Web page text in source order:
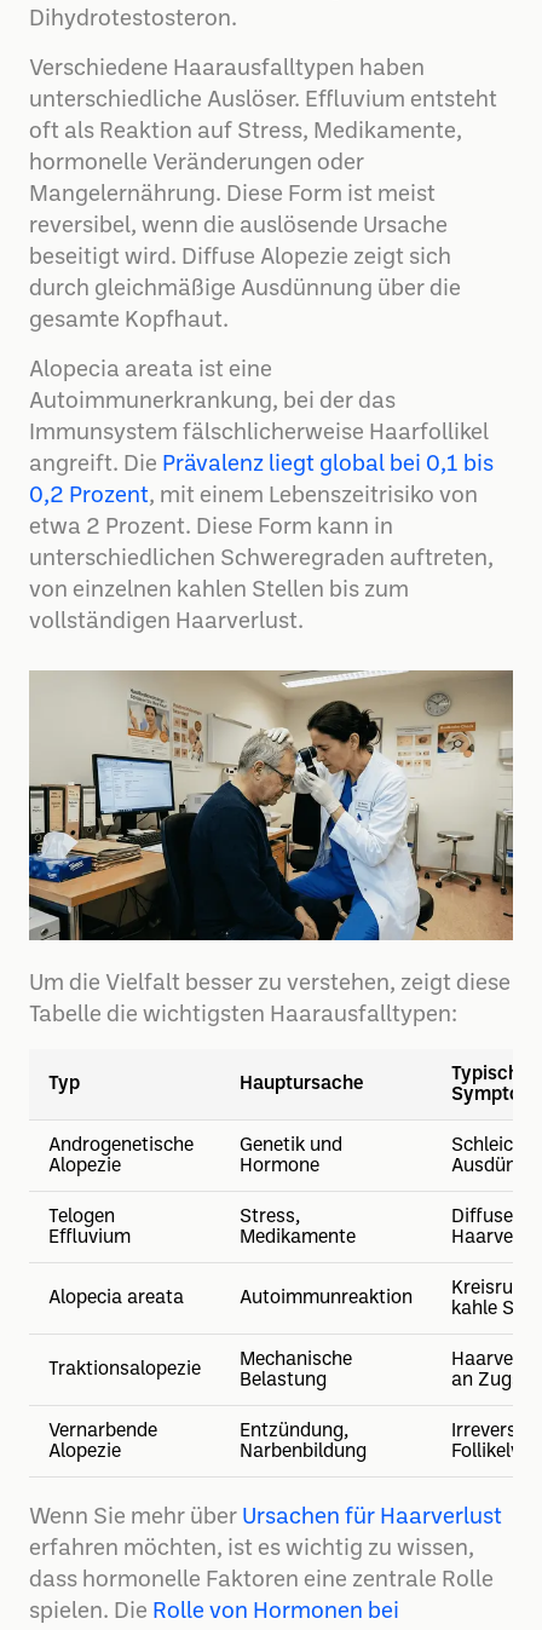
Dihydrotestosteron.
Verschiedene Haarausfalltypen haben
unterschiedliche Auslöser. Effluvium entsteht
oft als Reaktion auf Stress, Medikamente,
hormonelle Veränderungen oder
Mangelernährung. Diese Form ist meist
reversibel, wenn die auslösende Ursache
beseitigt wird. Diffuse Alopezie zeigt sich
durch gleichmäßige Ausdünnung über die
gesamte Kopfhaut.
Alopecia areata ist eine
Autoimmunerkrankung, bei der das
Immunsystem fälschlicherweise Haarfollikel
angreift. Die Prävalenz liegt global bei 0,1 bis
0,2 Prozent, mit einem Lebenszeitrisiko von
etwa 2 Prozent. Diese Form kann in
unterschiedlichen Schweregraden auftreten,
von einzelnen kahlen Stellen bis zum
vollständigen Haarverlust.
Um die Vielfalt besser zu verstehen, zeigt diese
Tabelle die wichtigsten Haarausfalltypen:
Typ Hauptursache
Typische
Androgenetische
Alopezie
Genetik und
Hormone
Telogen
Effluvium
Stress,
Medikamente
Diffuser
Alopecia areata Autoimmunreaktion
kahle
Traktionsalopezie
Mechanische
Belastung
an
Vernarbende
Alopezie
Entzündung,
Narbenbildung
Wenn Sie mehr über Ursachen für Haarverlust
erfahren möchten, ist es wichtig zu wissen,
dass hormonelle Faktoren eine zentrale Rolle
spielen. Die Rolle von Hormonen bei